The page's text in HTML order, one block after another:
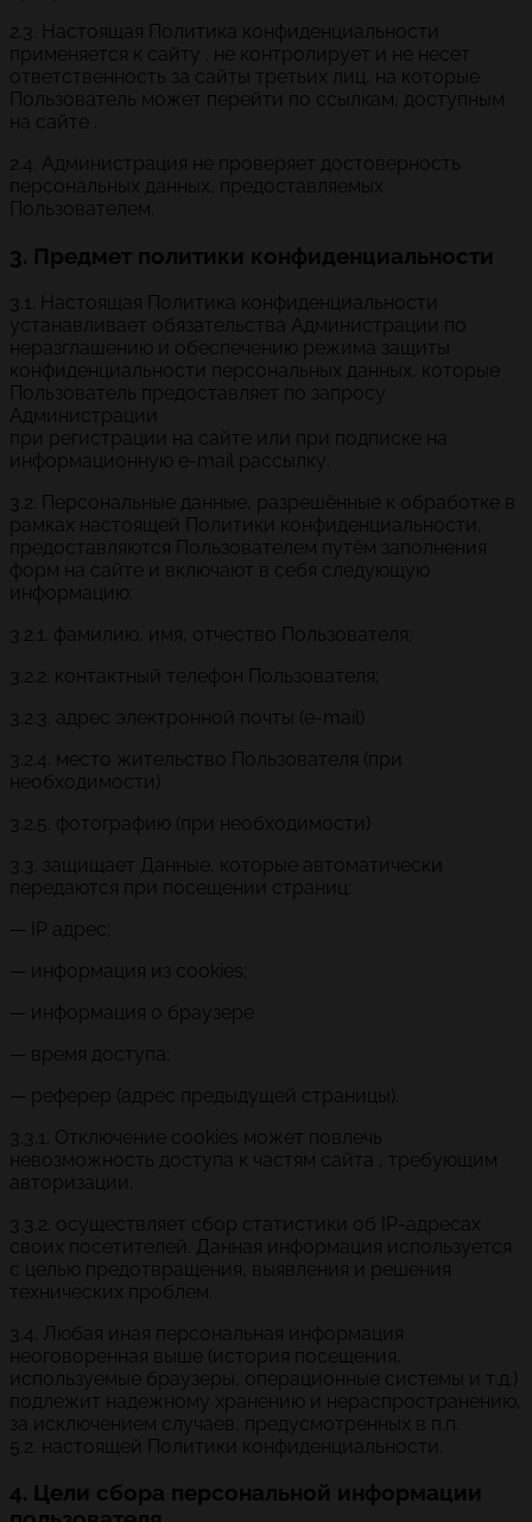
2.3. Настоящая Политика конфиденциальности
применяется к сайту . не контролирует и не несет
ответственность за сайты третьих лиц, на которые
Пользователь может перейти по ссылкам, доступным
на сайте .
2.4. Администрация не проверяет достоверность
персональных данных, предоставляемых
Пользователем.
3. Предмет политики конфиденциальности
3.1. Настоящая Политика конфиденциальности
устанавливает обязательства Администрации по
неразглашению и обеспечению режима защиты
конфиденциальности персональных данных, которые
Пользователь предоставляет по запросу
Администрации
при регистрации на сайте или при подписке на
информационную e-mail рассылку.
3.2. Персональные данные, разрешённые к обработке в
рамках настоящей Политики конфиденциальности,
предоставляются Пользователем путём заполнения
форм на сайте и включают в себя следующую
информацию:
3.2.1. фамилию, имя, отчество Пользователя;
3.2.2. контактный телефон Пользователя;
3.2.3. адрес электронной почты (e-mail)
3.2.4. место жительство Пользователя (при
необходимости)
3.2.5. фотографию (при необходимости)
3.3. защищает Данные, которые автоматически
передаются при посещении страниц:
— IP адрес;
— информация из cookies;
— информация о браузере
— время доступа;
— реферер (адрес предыдущей страницы).
3.3.1. Отключение cookies может повлечь
невозможность доступа к частям сайта , требующим
авторизации.
3.3.2. осуществляет сбор статистики об IP-адресах
своих посетителей. Данная информация используется
с целью предотвращения, выявления и решения
технических проблем.
3.4. Любая иная персональная информация
неоговоренная выше (история посещения,
используемые браузеры, операционные системы и т.д.)
подлежит надежному хранению и нераспространению,
за исключением случаев, предусмотренных в п.п.
5.2. настоящей Политики конфиденциальности.
4. Цели сбора персональной информации